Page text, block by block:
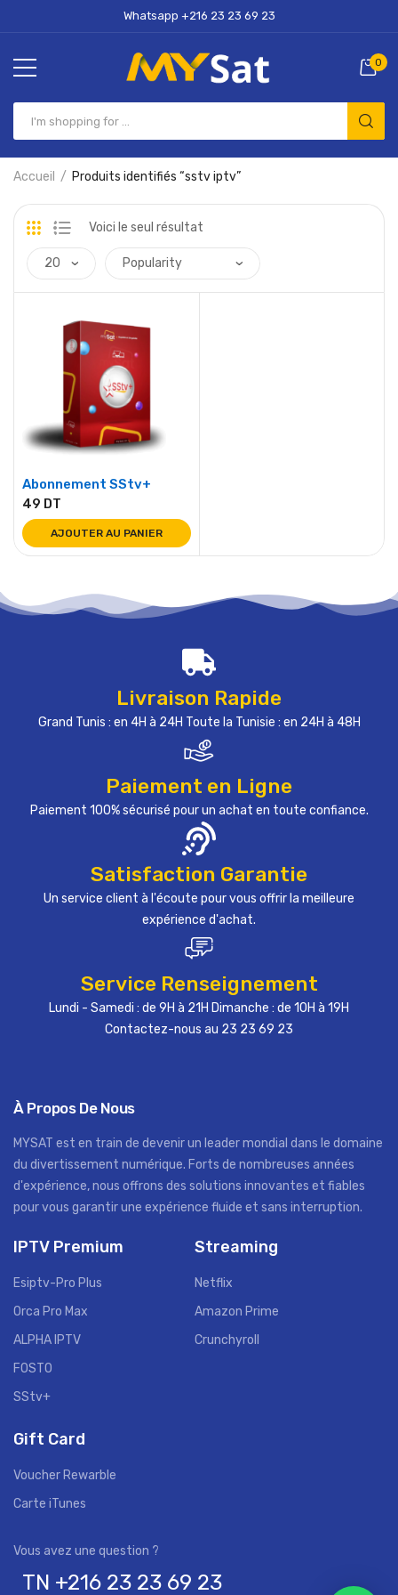
Whatsapp +216 23 23 69 23
0
Accueil Produits identifiés “sstv iptv”
Voici le seul résultat
Abonnement SStv+
49 DT
AJOUTER AU PANIER
Livraison Rapide
Grand Tunis : en 4H à 24H Toute la Tunisie : en 24H à 48H
Paiement en Ligne
Paiement 100% sécurisé pour un achat en toute confiance.
Satisfaction Garantie
Un service client à l'écoute pour vous offrir la meilleure
expérience d'achat.
Service Renseignement
Lundi - Samedi : de 9H à 21H Dimanche : de 10H à 19H
Contactez-nous au 23 23 69 23
À Propos De Nous
MYSAT est en train de devenir un leader mondial dans le domaine
du divertissement numérique. Forts de nombreuses années
d'expérience, nous offrons des solutions innovantes et fiables
pour vous garantir une expérience fluide et sans interruption.
IPTV Premium
Esiptv-Pro Plus
Orca Pro Max
ALPHA IPTV
FOSTO
SStv+
Streaming
Netflix
Amazon Prime
Crunchyroll
Gift Card
Voucher Rewarble
Carte iTunes
TN +216 23 23 69 23